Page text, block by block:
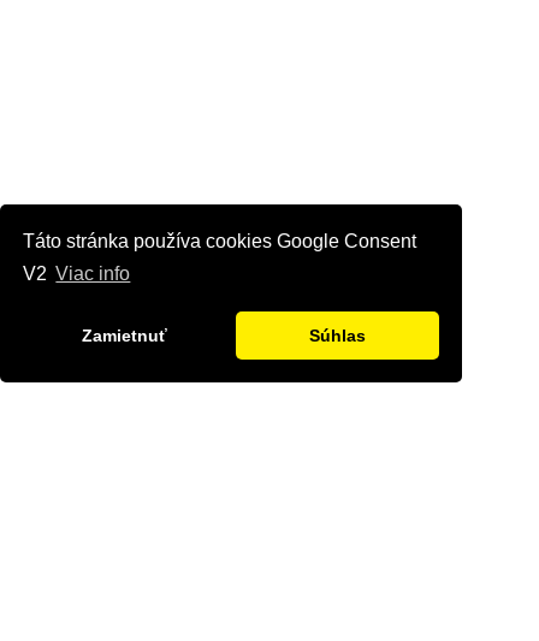
Táto stránka používa cookies Google Consent
V2 Viac info
Zamietnuť Súhlas